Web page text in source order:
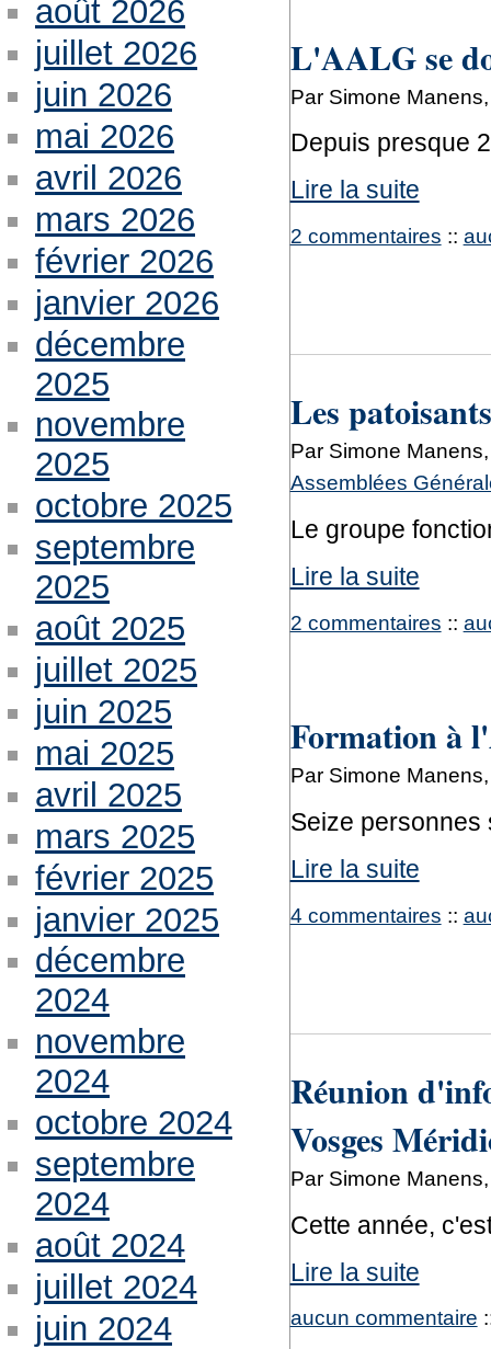
L'AALG se
Par Simone
Depuis presque
Lire la suite
2 commentaires ::
Les
Par Simone
Assemblées
Le groupe
Lire la suite
2 commentaires ::
Formation à
Par Simone
Seize personnes
Lire la suite
4 commentaires ::
Réunion
Vosges
Par Simone
Cette année,
Lire la suite
aucun commentaire
août 2026
juillet 2026
juin 2026
mai 2026
avril 2026
mars 2026
février 2026
janvier 2026
décembre
2025
novembre
2025
octobre 2025
septembre
2025
août 2025
juillet 2025
juin 2025
mai 2025
avril 2025
mars 2025
février 2025
janvier 2025
décembre
2024
novembre
2024
octobre 2024
septembre
2024
août 2024
juillet 2024
juin 2024